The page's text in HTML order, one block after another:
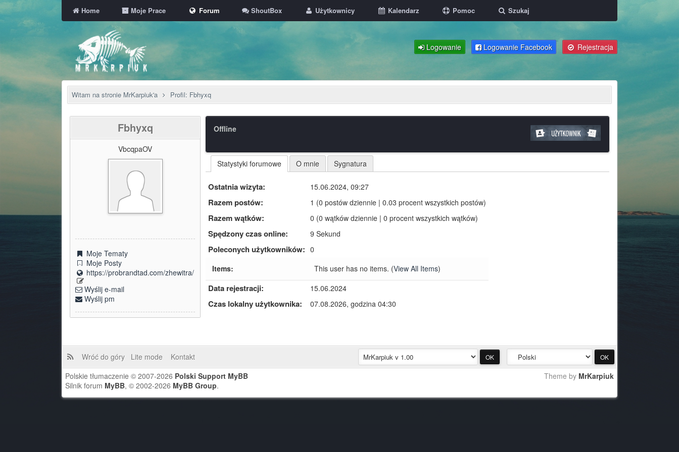
Home Moje Prace Forum ShoutBox Użytkownicy Kalendarz Pomoc Szukaj
Logowanie Logowanie Facebook Rejestracja
Witam na stronie MrKarpiuk'a Profil: Fbhyxq
Fbhyxq
VbcqpaOV
Moje Tematy
Moje Posty
https://probrandtad.com/zhewitra/
Wyślij e-mail
Wyślij pm
Offline
Statystyki forumowe O mnie Sygnatura
Ostatnia wizyta: 15.06.2024, 09:27
Razem postów: 1 (0 postów dziennie | 0.03 procent wszystkich postów)
Razem wątków: 0 (0 wątków dziennie | 0 procent wszystkich wątków)
Spędzony czas online: 9 Sekund
Poleconych użytkowników: 0
Items:
This user has no items. (View All Items)
Data rejestracji: 15.06.2024
Czas lokalny użytkownika: 07.08.2026, godzina 04:30
Wróć do góry Lite mode
Kontakt
Theme by MrKarpiuk
Polskie tłumaczenie © 2007-2026 Polski Support MyBB
Silnik forum MyBB, © 2002-2026 MyBB Group.